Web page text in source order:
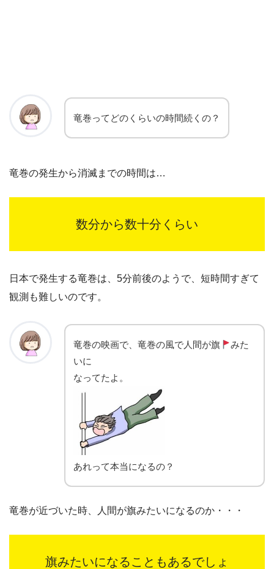
竜巻ってどのくらいの時間続くの？
竜巻の発生から消滅までの時間は…
数分から数十分くらい
日本で発生する竜巻は、5分前後のようで、短時間すぎて
観測も難しいのです。
竜巻の映画で、竜巻の風で人間が旗
みた
いに
なってたよ。
あれって本当になるの？
竜巻が近づいた時、人間が旗みたいになるのか・・・
旗みたいになることもあるでしょ